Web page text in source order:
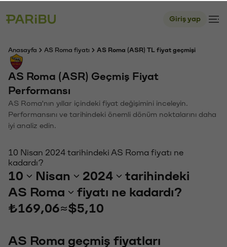
Giriş yap
Anasayfa AS Roma fiyatı AS Roma (ASR) TL fiyat geçmişi
AS Roma (ASR) Geçmiş Fiyat
Performansı
AS Roma'nın yıllar içindeki fiyat değişimini inceleyin.
Performansını ve tarihindeki önemli dönüm noktalarını daha
iyi analiz edin.
10 Nisan 2024 tarihindeki AS Roma fiyatı ne
kadardı?
10 Nisan 2024
tarihindeki
AS Roma
fiyatı ne kadardı?
₺169,06≈$5,10
AS Roma geçmiş fiyatları